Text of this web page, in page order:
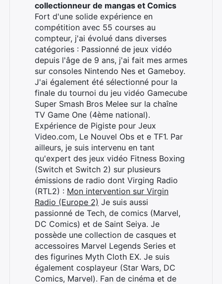
collectionneur de mangas et Comics
Fort d'une solide expérience en
compétition avec 55 courses au
compteur, j'ai évolué dans diverses
catégories : Passionné de jeux vidéo
depuis l'âge de 9 ans, j'ai fait mes armes
sur consoles Nintendo Nes et Gameboy.
J'ai également été sélectionné pour la
finale du tournoi du jeu vidéo Gamecube
Super Smash Bros Melee sur la chaîne
TV Game One (4ème national).
Expérience de Pigiste pour Jeux
Video.com, Le Nouvel Obs et e TF1. Par
ailleurs, je suis intervenu en tant
qu'expert des jeux vidéo Fitness Boxing
(Switch et Switch 2) sur plusieurs
émissions de radio dont Virging Radio
(RTL2) : Mon intervention sur Virgin
Radio (Europe 2) Je suis aussi
passionné de Tech, de comics (Marvel,
DC Comics) et de Saint Seiya. Je
possède une collection de casques et
accessoires Marvel Legends Series et
des figurines Myth Cloth EX. Je suis
également cosplayeur (Star Wars, DC
Comics, Marvel). Fan de cinéma et de